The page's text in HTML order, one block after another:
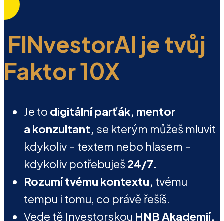
FINvestorAI je tvůj
Faktor 10X
Je to digitální parťák, mentor
a konzultant, se kterým můžeš mluvit
kdykoliv – textem nebo hlasem -
kdykoliv potřebuješ 24/7.
Rozumí tvému kontextu, tvému
tempu i tomu, co právě řešíš.
Vede tě Investorskou HNB Akademií,